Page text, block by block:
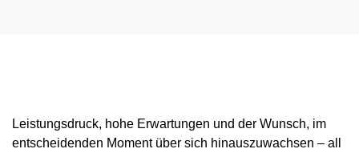
ERGEBNISMANAGEMENT
DISZIPLINARVERFAHREN
DATENSCHUTZ
JURISTISCHE VORTRÄGE
TESTOSTERON IM SPORT
VERBOTSLISTE 2026
ÜBERSICHT
REGELUNG FÜR NICHT-TESTPOOL-
DIGITALE BEISPIELLISTE
NADAMED
DOPINGANALYTIK
ÜBERSICHT
WETTKAMPFKONTROLLEN
FORTBILDUNGSANGEBOTE
E-LEARNING
NEWS
Leistungsdruck, hohe Erwartungen und der Wunsch, im
entscheidenden Moment über sich hinauszuwachsen – all